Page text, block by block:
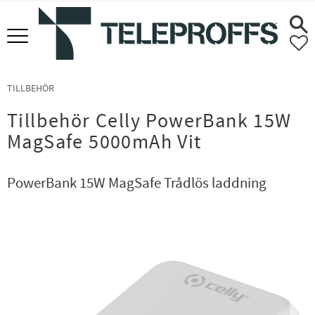
Meny
TILLBEHÖR
Tillbehör Celly PowerBank 15W
MagSafe 5000mAh Vit
PowerBank 15W MagSafe Trådlös laddning